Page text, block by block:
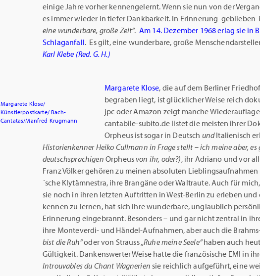
einige Jahre vorher kennengelernt. Wenn sie nun von der
es immer wieder in tiefer Dankbarkeit. In Erinnerung geblieben
eine wunderbare, große Zeit“. Am 14. Dezember 1968 erlag sie in
Schlaganfall. Es gilt, eine wunderbare, große
Karl Klebe (Red. G. H.)
Margarete Klose/
Künstlerpostkarte/ Bach-
Cantatas/Manfred Krugmann
Margarete Klose, die auf dem Berliner
begraben liegt, ist glücklicher Weise reich
jpc oder Amazon zeigt manche
cantabile-subito.de listet die meisten ihrer
Orpheus ist sogar in Deutsch undItalienisch
Historienkenner Heiko Cullmann in Frage stellt – ich meine aber, es
deutschsprachigen Orpheus von ihr, oder?), ihr Adriano und vor
Franz Völker gehören zu meinen absoluten Lieblingsaufnahmen
´sche Klytämnestra, ihre Brangäne oder Waltraute. Auch für
sie noch in ihren letzten Auftritten in West-Berlin zu erleben und
kennen zu lernen, hat sich ihre wunderbare, unglaublich
Erinnerung eingebrannt. Besonders – und gar nicht zentral in
ihre Monteverdi- und Händel-Aufnahmen, aber auch die
bist die Ruh“oder von Strauss„Ruhe meine Seele“haben auch
Gültigkeit. Dankenswerter Weise hatte die französische EMI in
Introuvables du Chant Wagnerien sie reichlich aufgeführt, eine